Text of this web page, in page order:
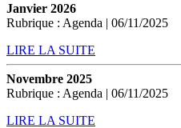
Janvier 2026
Rubrique : Agenda | 06/11/2025
LIRE LA SUITE
Novembre 2025
Rubrique : Agenda | 06/11/2025
LIRE LA SUITE